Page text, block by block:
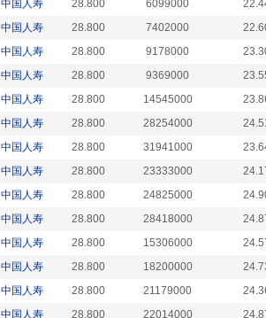
中国人寿 28.800 6099000
中国人寿 28.800 7402000
中国人寿 28.800 9178000
中国人寿 28.800 9369000
中国人寿 28.800 14545000
中国人寿 28.800 28254000
中国人寿 28.800 31941000
中国人寿 28.800 23333000
中国人寿 28.800 24825000
中国人寿 28.800 28418000
中国人寿 28.800 15306000
中国人寿 28.800 18200000
中国人寿 28.800 21179000
中国人寿 28.800 22014000